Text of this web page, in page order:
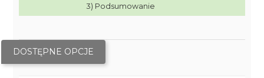
3) Podsumowanie
DOSTĘPNE OPCJE